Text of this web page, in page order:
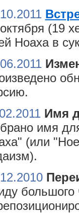
(19
Ноаха в
Имя
имя
(или
большого